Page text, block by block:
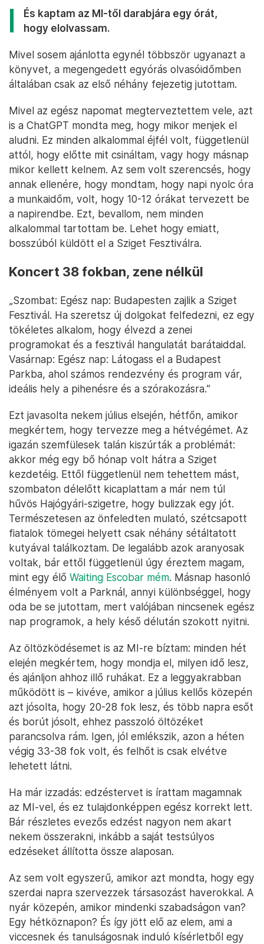
És kaptam az MI-től darabjára egy órát,
hogy elolvassam.
Mivel sosem ajánlotta egynél többször ugyanazt a
könyvet, a megengedett egyórás olvasóidőmben
általában csak az első néhány fejezetig jutottam.
Mivel az egész napomat megterveztettem vele, azt
is a ChatGPT mondta meg, hogy mikor menjek el
aludni. Ez minden alkalommal éjfél volt, függetlenül
attól, hogy előtte mit csináltam, vagy hogy másnap
mikor kellett kelnem. Az sem volt szerencsés, hogy
annak ellenére, hogy mondtam, hogy napi nyolc óra
a munkaidőm, volt, hogy 10-12 órákat tervezett be
a napirendbe. Ezt, bevallom, nem minden
alkalommal tartottam be. Lehet hogy emiatt,
bosszúból küldött el a Sziget Fesztiválra.
Koncert 38 fokban, zene nélkül
„Szombat: Egész nap: Budapesten zajlik a Sziget
Fesztivál. Ha szeretsz új dolgokat felfedezni, ez egy
tökéletes alkalom, hogy élvezd a zenei
programokat és a fesztivál hangulatát barátaiddal.
Vasárnap: Egész nap: Látogass el a Budapest
Parkba, ahol számos rendezvény és program vár,
ideális hely a pihenésre és a szórakozásra.”
Ezt javasolta nekem július elsején, hétfőn, amikor
megkértem, hogy tervezze meg a hétvégémet. Az
igazán szemfülesek talán kiszúrták a problémát:
akkor még egy bő hónap volt hátra a Sziget
kezdetéig. Ettől függetlenül nem tehettem mást,
szombaton délelőtt kicaplattam a már nem túl
hűvös Hajógyári-szigetre, hogy bulizzak egy jót.
Természetesen az önfeledten mulató, szétcsapott
fiatalok tömegei helyett csak néhány sétáltatott
kutyával találkoztam. De legalább azok aranyosak
voltak, bár ettől függetlenül úgy éreztem magam,
mint egy élő Waiting Escobar mém. Másnap hasonló
élményem volt a Parknál, annyi különbséggel, hogy
oda be se jutottam, mert valójában nincsenek egész
nap programok, a hely késő délután szokott nyitni.
Az öltözködésemet is az MI-re bíztam: minden hét
elején megkértem, hogy mondja el, milyen idő lesz,
és ajánljon ahhoz illő ruhákat. Ez a leggyakrabban
működött is – kivéve, amikor a július kellős közepén
azt jósolta, hogy 20-28 fok lesz, és több napra esőt
és borút jósolt, ehhez passzoló öltözéket
parancsolva rám. Igen, jól emlékszik, azon a héten
végig 33-38 fok volt, és felhőt is csak elvétve
lehetett látni.
Ha már izzadás: edzéstervet is írattam magamnak
az MI-vel, és ez tulajdonképpen egész korrekt lett.
Bár részletes evezős edzést nagyon nem akart
nekem összerakni, inkább a saját testsúlyos
edzéseket állította össze alaposan.
Az sem volt egyszerű, amikor azt mondta, hogy egy
szerdai napra szervezzek társasozást haverokkal. A
nyár közepén, amikor mindenki szabadságon van?
Egy hétköznapon? És így jött elő az elem, ami a
viccesnek és tanulságosnak induló kísérletből egy